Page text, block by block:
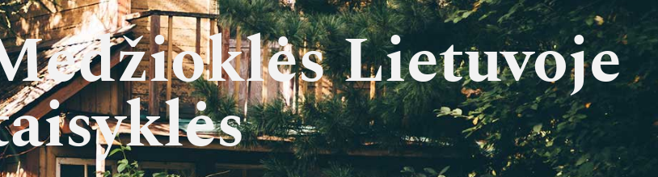
Lietuvoje